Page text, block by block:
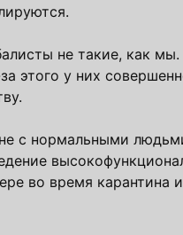
не такие, как
этого у них
с нормальными
во время карантина